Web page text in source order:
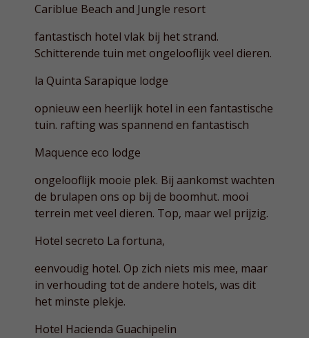
Cariblue Beach and Jungle resort
fantastisch hotel vlak bij het strand.
Schitterende tuin met ongelooflijk veel dieren.
la Quinta Sarapique lodge
opnieuw een heerlijk hotel in een fantastische
tuin. rafting was spannend en fantastisch
Maquence eco lodge
ongelooflijk mooie plek. Bij aankomst wachten
de brulapen ons op bij de boomhut. mooi
terrein met veel dieren. Top, maar wel prijzig.
Hotel secreto La fortuna,
eenvoudig hotel. Op zich niets mis mee, maar
in verhouding tot de andere hotels, was dit
het minste plekje.
Hotel Hacienda Guachipelin